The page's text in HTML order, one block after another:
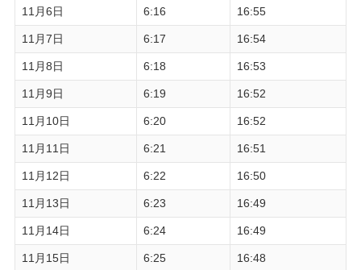
11月6日 6:16 16:55
11月7日 6:17 16:54
11月8日 6:18 16:53
11月9日 6:19 16:52
11月10日 6:20 16:52
11月11日 6:21 16:51
11月12日 6:22 16:50
11月13日 6:23 16:49
11月14日 6:24 16:49
11月15日 6:25 16:48